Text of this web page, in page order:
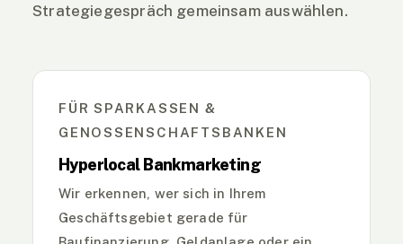
Strategiegespräch gemeinsam auswählen.
FÜR SPARKASSEN &
GENOSSENSCHAFTSBANKEN
Hyperlocal Bankmarketing
Wir erkennen, wer sich in Ihrem
Geschäftsgebiet gerade für